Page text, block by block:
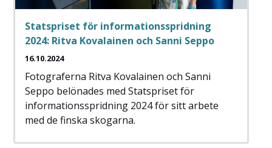
Statspriset för informationsspridning
2024: Ritva Kovalainen och Sanni Seppo
16.10.2024
Fotograferna Ritva Kovalainen och Sanni
Seppo belönades med Statspriset för
informationsspridning 2024 för sitt arbete
med de finska skogarna.